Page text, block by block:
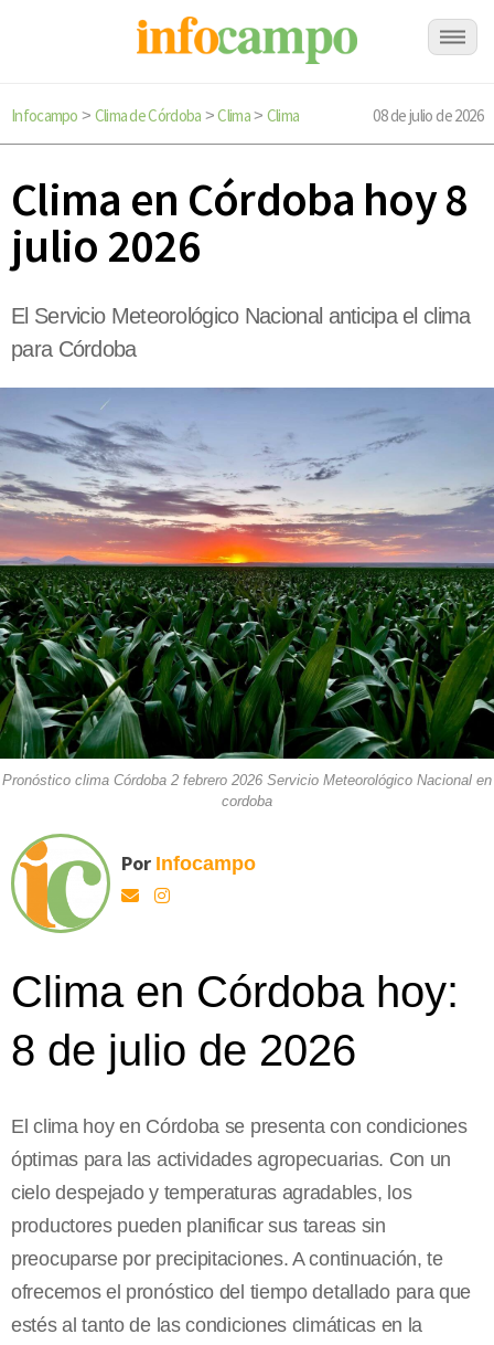
Infocampo > Clima de Córdoba >Clima> Clima 08 de julio de 2026
Clima en Córdoba hoy 8
julio 2026
El Servicio Meteorológico Nacional anticipa el clima
para Córdoba
Pronóstico clima Córdoba 2 febrero 2026 Servicio Meteorológico Nacional en
cordoba
Por Infocampo
Clima en Córdoba hoy:
8 de julio de 2026
El clima hoy en Córdoba se presenta con condiciones
óptimas para las actividades agropecuarias. Con un
cielo despejado y temperaturas agradables, los
productores pueden planificar sus tareas sin
preocuparse por precipitaciones. A continuación, te
ofrecemos el pronóstico del tiempo detallado para que
estés al tanto de las condiciones climáticas en la